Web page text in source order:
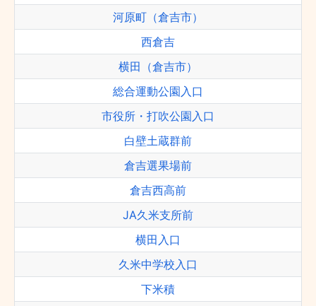
河原町（倉吉市）
西倉吉
横田（倉吉市）
総合運動公園入口
市役所・打吹公園入口
白壁土蔵群前
倉吉選果場前
倉吉西高前
JA久米支所前
横田入口
久米中学校入口
下米積